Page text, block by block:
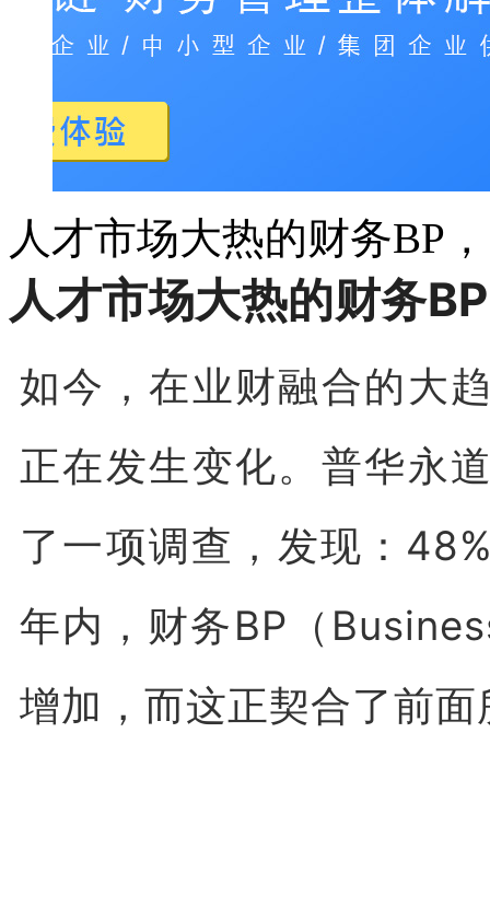
人才市场大热的财务BP
人才市场大热的财务
如今，在业财融合的大
正在发生变化。普华永
了一项调查，发现：
年内，财务BP（
增加，而这正契合了前